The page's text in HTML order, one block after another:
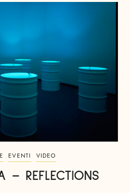
EVENTI VIDEO
– REFLECTIONS